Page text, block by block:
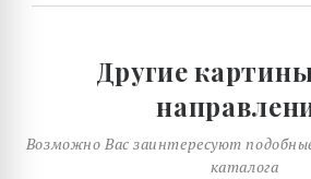
Другие
Возможно Вас заинтересуют
каталога